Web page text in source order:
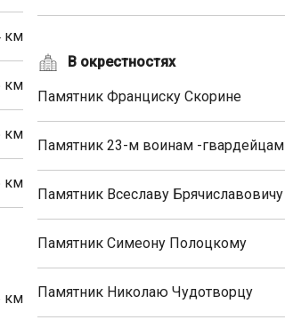
км
км
км
км
км
В окрестностях
Памятник Франциску Скорине
Памятник 23-м воинам -гвардейцам
Памятник Всеславу Брячиславовичу
Памятник Симеону Полоцкому
Памятник Николаю Чудотворцу